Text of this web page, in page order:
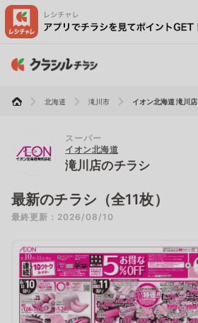
北海道 滝川市 イオン北海道 滝川店
スーパー
イオン北海道
滝川店のチラシ
最新のチラシ（全11枚）
最終更新：2026/08/10